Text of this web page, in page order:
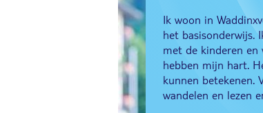
Ik woon in
het basisonderwijs.
met de kinderen en
hebben mijn hart.
kunnen betekenen.
wandelen en lezen